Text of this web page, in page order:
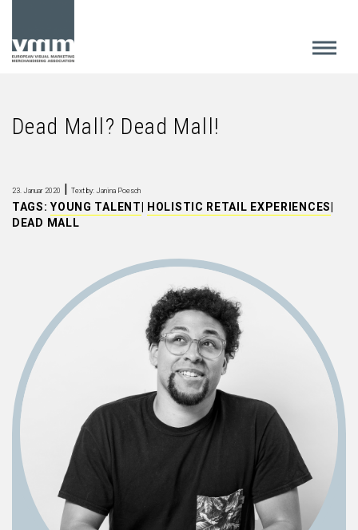
Dead Mall? Dead Mall!
23. Januar 2020 | Text by: Janina Poesch
TAGS:YOUNG TALENT HOLISTIC RETAIL EXPERIENCES
DEAD MALL